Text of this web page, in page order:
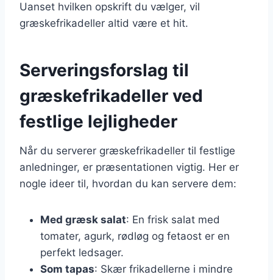
Uanset hvilken opskrift du vælger, vil
græskefrikadeller altid være et hit.
Serveringsforslag til
græskefrikadeller ved
festlige lejligheder
Når du serverer græskefrikadeller til festlige
anledninger, er præsentationen vigtig. Her er
nogle ideer til, hvordan du kan servere dem:
Med græsk salat: En frisk salat med
tomater, agurk, rødløg og fetaost er en
perfekt ledsager.
Som tapas: Skær frikadellerne i mindre